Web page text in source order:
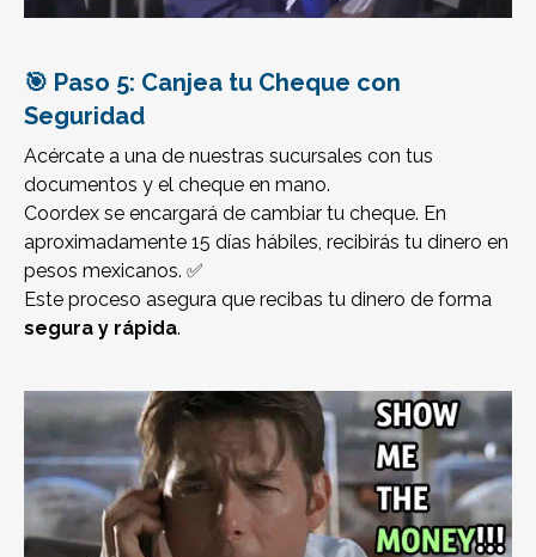
🎯 Paso 5: Canjea tu Cheque con
Seguridad
Acércate a una de nuestras sucursales con tus
documentos y el cheque en mano.
Coordex se encargará de cambiar tu cheque. En
aproximadamente 15 días hábiles, recibirás tu dinero en
pesos mexicanos. ✅
Este proceso asegura que recibas tu dinero de forma
segura y rápida.